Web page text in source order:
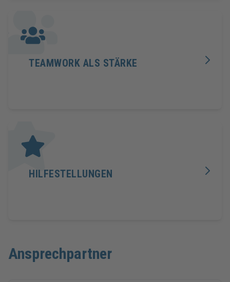
TEAMWORK ALS STÄRKE
HILFESTELLUNGEN
Ansprechpartner